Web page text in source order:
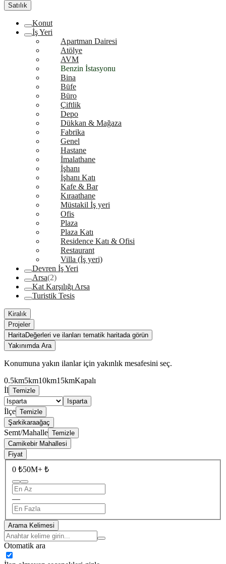
Satılık
Konut
İş Yeri
Apartman Dairesi
Atölye
AVM
Benzin İstasyonu
Bina
Büfe
Büro
Çiftlik
Depo
Dükkan & Mağaza
Fabrika
Genel
Hastane
İmalathane
İşhanı
İşhanı Katı
Kafe & Bar
Kıraathane
Müstakil İş yeri
Ofis
Plaza
Plaza Katı
Residence Katı & Ofisi
Restaurant
Villa (İş yeri)
Devren İş Yeri
Arsa(2)
Kat Karşılığı Arsa
Turistik Tesis
Kiralık
Projeler
HaritaDeğerleri ve ilanları tematik haritada görün
Yakınımda Ara
Konumuna yakın ilanlar için yakınlık mesafesini seç.
0.5km5km10km15kmKapalı
İl Temizle
Isparta
İlçe Temizle
Şarkikaraağaç
Semt/Mahalle Temizle
Camikebir Mahallesi
Fiyat
0 ₺50M+ ₺
—
Arama Kelimesi
Otomatik ara